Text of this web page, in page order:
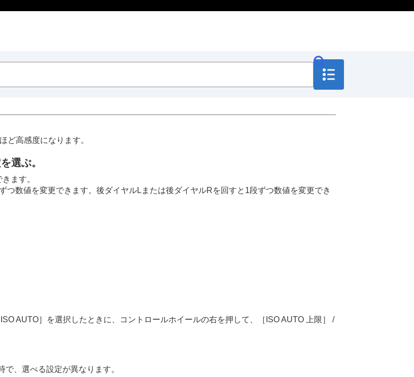
ど高感度になります。
選ぶ。
ます。
数値を変更できます。後ダイヤルLまたは後ダイヤルRを回すと1段ずつ数値を変更でき
ISO AUTO］ を選択したときに、コントロールホイールの右を押して、 ［ISO AUTO 上限］
/
、選べる設定が異なります。